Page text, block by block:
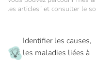
les articles" et consulter le
Identifier les causes,
les maladies liées à